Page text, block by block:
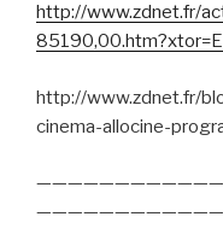
http://www.zdnet.fr/
http://www.zdnet.fr/
cinema-allocine-